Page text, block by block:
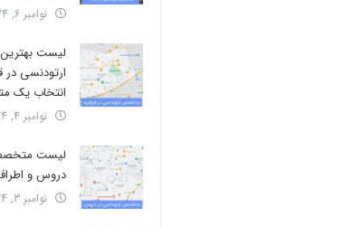
نوامبر 6, 2024
لیست
ارتودنسی در
انتخاب یک
نوامبر 4, 2024
لیست
دروس و
نوامبر 3, 2024